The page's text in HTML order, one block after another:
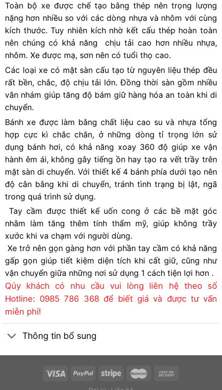
Toàn bộ xe được chế tạo bằng thép nên trọng lượng
nặng hơn nhiều so với các dòng nhựa và nhôm với cùng
kích thước. Tuy nhiên kích nhờ kết cấu thép hoàn toàn
nên chúng có khả năng chịu tải cao hơn nhiều nhựa,
nhôm. Xe được mạ, sơn nên có tuổi thọ cao.
Các loại xe có mặt sàn cấu tạo từ nguyên liệu thép đều
rất bền, chắc, độ chịu tải lớn. Đồng thời sàn gồm nhiều
vân nhám giúp tăng độ bám giữ hàng hóa an toàn khi di
chuyển.
Bánh xe được làm bằng chất liệu cao su và nhựa tổng
hợp cực kì chắc chắn, ở những dòng tỉ trọng lớn sử
dụng bánh hơi, có khả năng xoay 360 độ giúp xe vận
hành êm ái, không gây tiếng ồn hay tạo ra vết trầy trên
mặt sàn di chuyển. Với thiết kế 4 bánh phía dưới tạo nên
độ cân bằng khi di chuyển, tránh tình trạng bị lật, ngã
trong quá trình sử dụng.
Tay cầm được thiết kế uốn cong ở các bề mặt góc
nhằm làm tăng thêm tính thẩm mỹ, giúp không trầy
xước khi va chạm với người dùng.
Xe trở nên gọn gàng hơn với phần tay cầm có khả năng
gấp gọn giúp tiết kiệm diện tích khi cất giữ, cũng như
vận chuyển giữa những nơi sử dụng 1 cách tiện lợi hơn .
Qúy khách có nhu cầu vui lòng liên hệ theo số
Hotline: 0985 786 368 để biết giá và được tư vấn
miễn phí!
Thông tin bổ sung